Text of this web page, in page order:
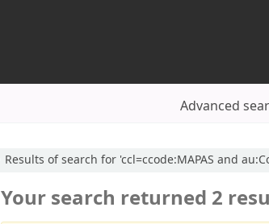
Advanced
Results of search for 'ccl=ccode:MAPAS and
Your search returned 2